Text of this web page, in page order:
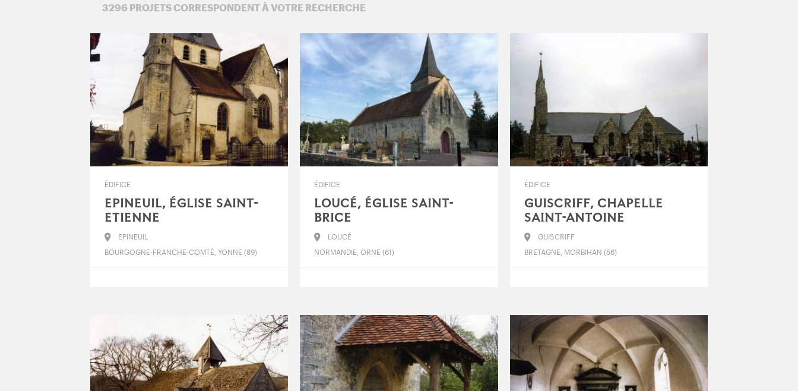
3 296 PROJETS CORRESPONDENT À VOTRE RECHERCHE
ÉDIFICE
EPINEUIL, ÉGLISE SAINT-
ETIENNE
EPINEUIL
BOURGOGNE-FRANCHE-COMTÉ, YONNE (89)
ÉDIFICE
LOUCÉ, ÉGLISE SAINT-
BRICE
LOUCÉ
NORMANDIE, ORNE (61)
ÉDIFICE
GUISCRIFF, CHAPELLE
SAINT-ANTOINE
GUISCRIFF
BRETAGNE, MORBIHAN (56)